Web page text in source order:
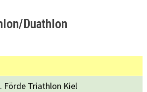
Duathlon
Förde Triathlon Kiel